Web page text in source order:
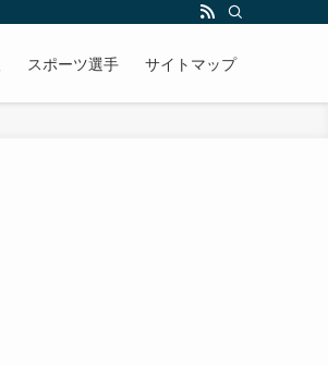
スポーツ選手 サイトマップ